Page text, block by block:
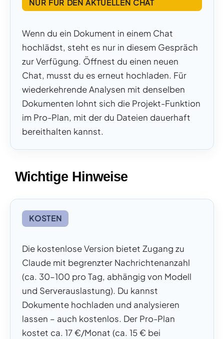
NUR FÜR DEN AKTUELLEN CHAT
Wenn du ein Dokument in einem Chat
hochlädst, steht es nur in diesem Gespräch
zur Verfügung. Öffnest du einen neuen
Chat, musst du es erneut hochladen. Für
wiederkehrende Analysen mit denselben
Dokumenten lohnt sich die Projekt-Funktion
im Pro-Plan, mit der du Dateien dauerhaft
bereithalten kannst.
Wichtige Hinweise
KOSTEN
Die kostenlose Version bietet Zugang zu
Claude mit begrenzter Nachrichtenanzahl
(ca. 30–100 pro Tag, abhängig von Modell
und Serverauslastung). Du kannst
Dokumente hochladen und analysieren
lassen – auch kostenlos. Der Pro-Plan
kostet ca. 17 €/Monat (ca. 15 € bei